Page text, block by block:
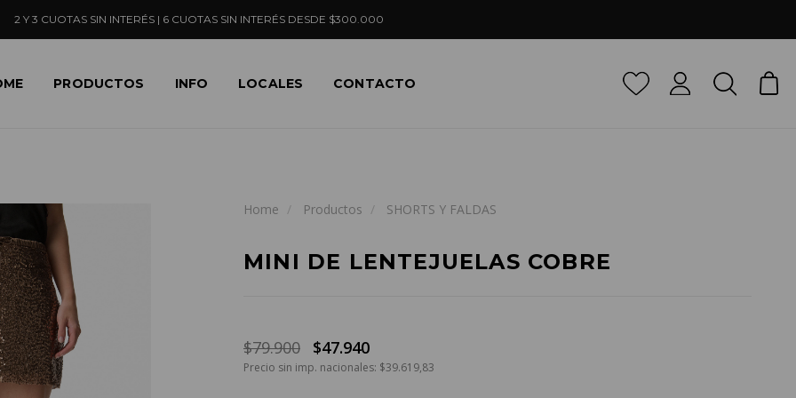
2 Y 3 CUOTAS SIN INTERÉS | 6 CUOTAS SIN INTERÉS DESDE $300.000
PRODUCTOS INFO LOCALES CONTACTO
Home Productos SHORTS Y FALDAS
MINI DE LENTEJUELAS COBRE
$79.900 $47.940
Precio sin imp. nacionales: $39.619,83